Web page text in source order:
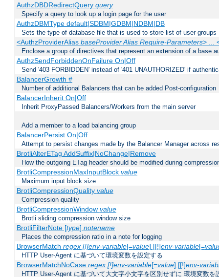
AuthzDBDRedirectQuery query
Specify a query to look up a login page for the user
AuthzDBMType default|SDBM|GDBM|NDBM|DB
Sets the type of database file that is used to store list of user groups
<AuthzProviderAlias baseProvider Alias Require-Parameters> ...
Enclose a group of directives that represent an extension of a base
AuthzSendForbiddenOnFailure On|Off
Send '403 FORBIDDEN' instead of '401 UNAUTHORIZED' if
BalancerGrowth #
Number of additional Balancers that can be added Post-configuration
BalancerInherit On|Off
Inherit ProxyPassed Balancers/Workers from the main server
Add a member to a load balancing group
BalancerPersist On|Off
Attempt to persist changes made by the Balancer Manager across
BrotliAlterETag AddSuffix|NoChange|Remove
How the outgoing ETag header should be modified during
BrotliCompressionMaxInputBlock value
Maximum input block size
BrotliCompressionQuality value
Compression quality
BrotliCompressionWindow value
Brotli sliding compression window size
BrotliFilterNote [type] notename
Places the compression ratio in a note for logging
BrowserMatch regex [!]env-variable[=value] [[!]env-variable[=
HTTP User-Agent に基づいて環境変数を設定する
BrowserMatchNoCase regex [!]env-variable[=value] [[!]env-
HTTP User-Agent に基づいて大文字小文字を区別せずに 環境変数を